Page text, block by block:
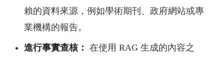
賴的資料來源，例如學術期刊、政府網站或專
業機構的報告。
進行事實查核： 在使用 RAG 生成的內容之